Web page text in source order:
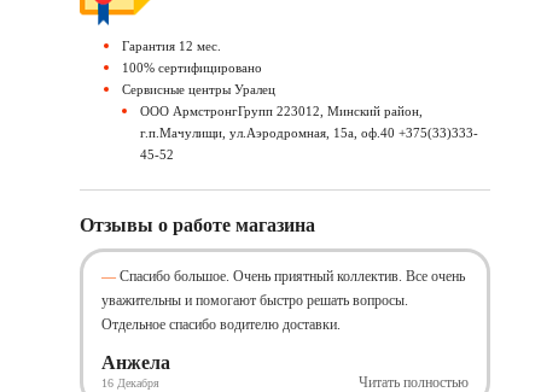
Гарантия 12 мес.
100% сертифицировано
Сервисные центры Уралец
ООО АрмстронгГрупп 223012, Минский район,
г.п.Мачулищи, ул.Аэродромная, 15а, оф.40 +375(33)333-
45-52
Отзывы о работе магазина
Спасибо большое. Очень приятный коллектив. Все очень
уважительны и помогают быстро решать вопросы.
Отдельное спасибо водителю доставки.
Анжела
16 Декабря Читать полностью